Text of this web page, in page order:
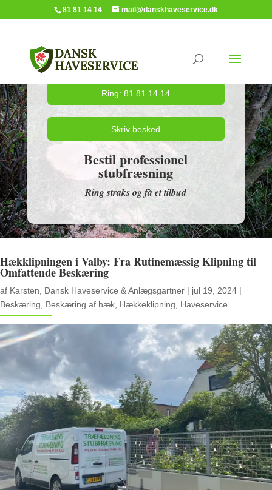
81 81 14 14 mail@danskhaveservice.dk
Ring: 81 81 14 14
Skriv besked
Bestil professionel
stubfræsning
Ring straks og få et tilbud
Hækklipningen i Valby: Fra Rutinemæssig Klipning til
Omfattende Beskæring
af Karsten, Dansk Haveservice & Anlægsgartner | jul 19, 2024 |
Beskæring
Beskæring af hæk Hækkeklipning Haveservice